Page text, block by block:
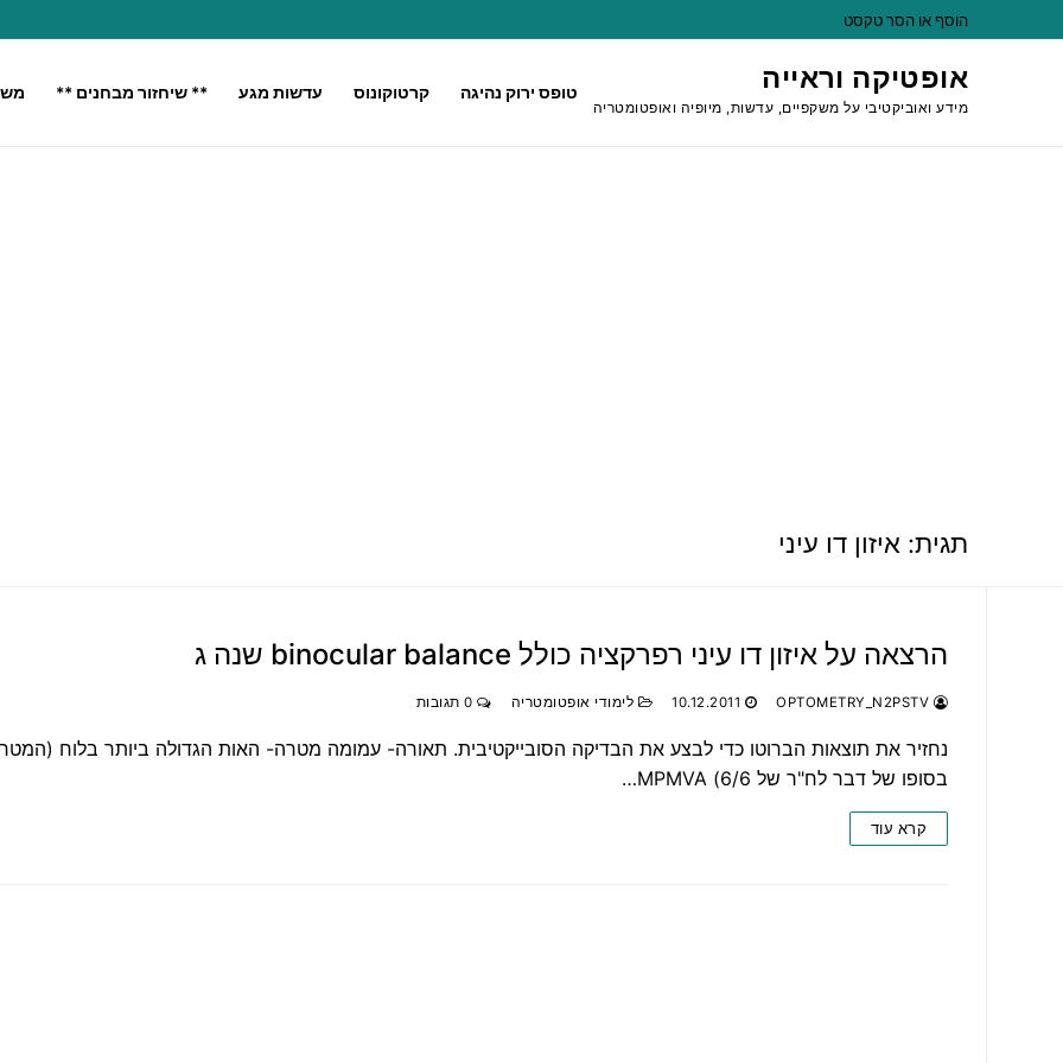
לתוכן
הוסף או הסר טקסט
אופטיקה וראייה
מידע ואוביקטיבי על משקפיים, עדשות, מיופיה ואופטומטריה
** שיחזור מבחנים ** עדשות מגע קרטוקונוס טופס ירוק נהיגה
תגית: איזון דו עיני
הרצאה על איזון דו עיני רפרקציה כולל binocular balance שנה ג
10.12.2011 לימודי אופטומטריה
נחזיר את תוצאות הברוטו כדי לבצע את הבדיקה הסובייקטיבית. תאורה- עמומה מטרה- האות הגדולה ביותר בלוח
בסופו של דבר לח"ר של 6/6) MPMVA…
קרא עוד